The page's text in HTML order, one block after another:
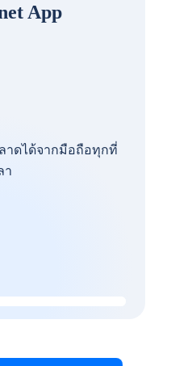
App
าดได้จากมือถือทุกที่
า